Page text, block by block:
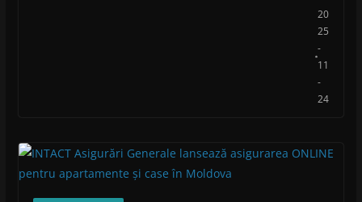
20
25
-
11
-
24